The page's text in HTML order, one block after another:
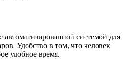
автоматизированной системой для
Удобство в том, что человек
удобное время.